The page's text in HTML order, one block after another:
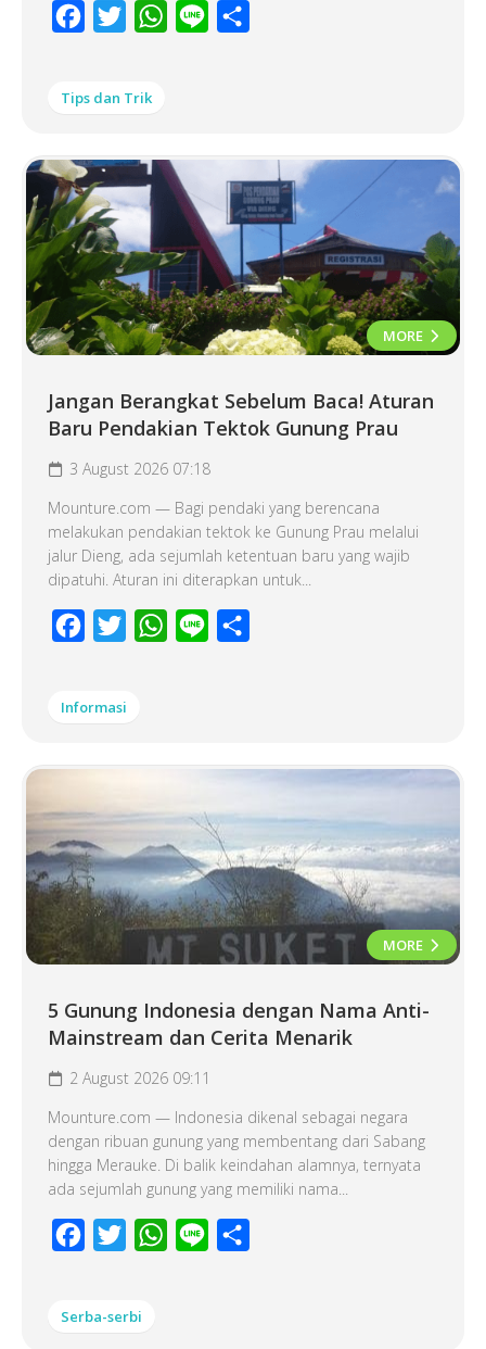
Facebook
Twitter WhatsApp
Line
Tips dan Trik
MORE
Jangan Berangkat Sebelum Baca! Aturan
Baru Pendakian Tektok Gunung Prau
3 August 2026 07:18
Mounture.com — Bagi pendaki yang berencana
melakukan pendakian tektok ke Gunung Prau melalui
jalur Dieng, ada sejumlah ketentuan baru yang wajib
dipatuhi. Aturan ini diterapkan untuk...
Facebook
Twitter WhatsApp
Line
Informasi
MORE
5 Gunung Indonesia dengan Nama Anti-
Mainstream dan Cerita Menarik
2 August 2026 09:11
Mounture.com — Indonesia dikenal sebagai negara
dengan ribuan gunung yang membentang dari Sabang
hingga Merauke. Di balik keindahan alamnya, ternyata
ada sejumlah gunung yang memiliki nama...
Facebook
Twitter WhatsApp
Line
Serba-serbi